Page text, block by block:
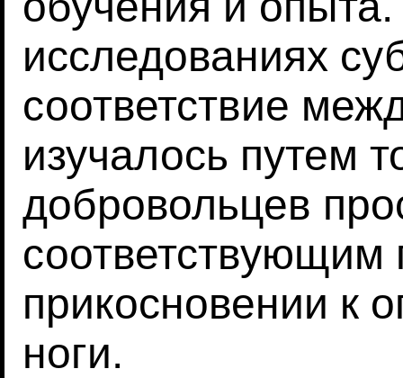
исследованиях
соответствие
изучалось путем
добровольцев
соответствующим
прикосновении к
ноги.